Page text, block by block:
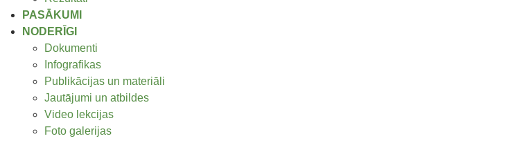
PASĀKUMI
NODERĪGI
Dokumenti
Infografikas
Publikācijas un materiāli
Jautājumi un atbildes
Video lekcijas
Foto galerijas